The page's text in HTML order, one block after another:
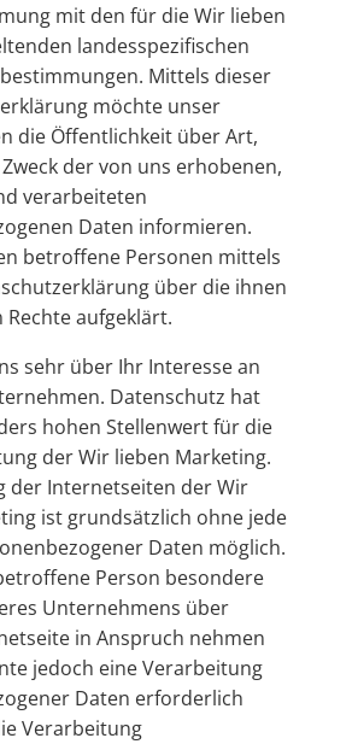
mit den für die Wir lieben
landesspezifischen
Mittels dieser
möchte unser
die Öffentlichkeit über Art,
der von uns erhobenen,
verarbeiteten
Daten informieren.
betroffene Personen mittels
über die ihnen
aufgeklärt.
sehr über Ihr Interesse an
Datenschutz hat
hohen Stellenwert für die
der Wir lieben Marketing.
der Internetseiten der Wir
ist grundsätzlich ohne jede
Daten möglich.
Person besondere
Unternehmens über
in Anspruch nehmen
jedoch eine Verarbeitung
Daten erforderlich
Verarbeitung